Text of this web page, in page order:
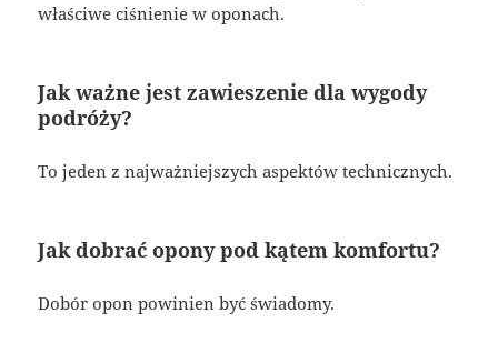
właściwe ciśnienie w oponach.
Jak ważne jest zawieszenie dla wygody
podróży?
To jeden z najważniejszych aspektów technicznych.
Jak dobrać opony pod kątem komfortu?
Dobór opon powinien być świadomy.